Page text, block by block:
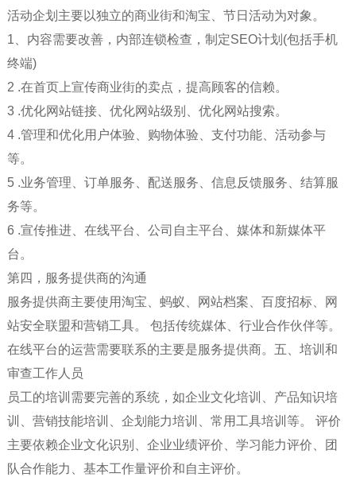
活动企划主要以独立的商业街和淘宝、节日活动为对象。
1、内容需要改善，内部连锁检查，制定SEO计划(包括手机
终端)
2 .在首页上宣传商业街的卖点，提高顾客的信赖。
3 .优化网站链接、优化网站级别、优化网站搜索。
4 .管理和优化用户体验、购物体验、支付功能、活动参与
等。
5 .业务管理、订单服务、配送服务、信息反馈服务、结算服
务等。
6 .宣传推进、在线平台、公司自主平台、媒体和新媒体平
台。
第四，服务提供商的沟通
服务提供商主要使用淘宝、蚂蚁、网站档案、百度招标、网
站安全联盟和营销工具。 包括传统媒体、行业合作伙伴等。
在线平台的运营需要联系的主要是服务提供商。五、培训和
审查工作人员
员工的培训需要完善的系统，如企业文化培训、产品知识培
训、营销技能培训、企划能力培训、常用工具培训等。 评价
主要依赖企业文化识别、企业业绩评价、学习能力评价、团
队合作能力、基本工作量评价和自主评价。